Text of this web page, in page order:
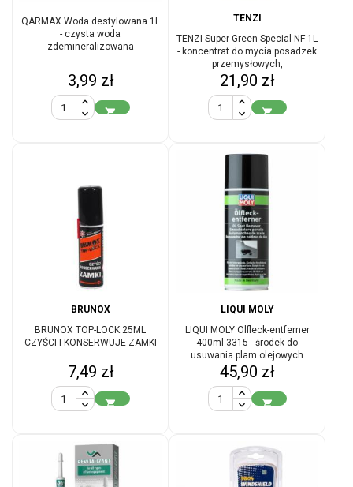
QARMAX Woda destylowana 1L
- czysta woda
zdemineralizowana
Cena
3,99 zł

TENZI
TENZI Super Green Special NF 1L
- koncentrat do mycia posadzek
przemysłowych,
Cena
21,90 zł

BRUNOX
BRUNOX TOP-LOCK 25ML
CZYŚCI I KONSERWUJE ZAMKI
Cena
7,49 zł

LIQUI MOLY
LIQUI MOLY Olfleck-entferner
400ml 3315 - środek do
usuwania plam olejowych
Cena
45,90 zł
